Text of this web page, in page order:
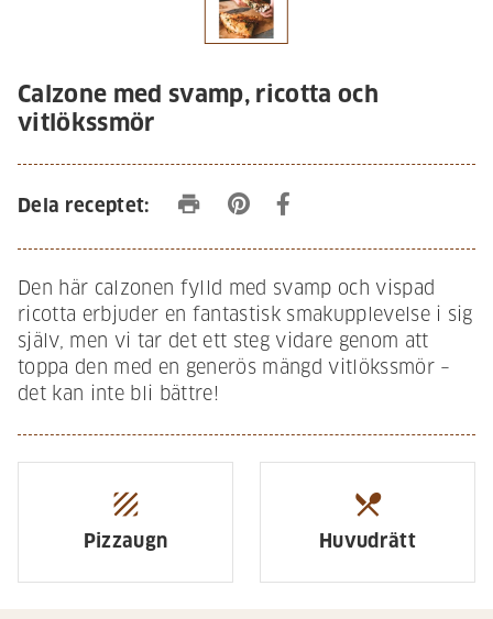
Calzone med svamp, ricotta och
vitlökssmör
Dela receptet: print
Den här calzonen fylld med svamp och vispad
ricotta erbjuder en fantastisk smakupplevelse i sig
själv, men vi tar det ett steg vidare genom att
toppa den med en generös mängd vitlökssmör –
det kan inte bli bättre!
texture
Pizzaugn
restaurant_menu
Huvudrätt